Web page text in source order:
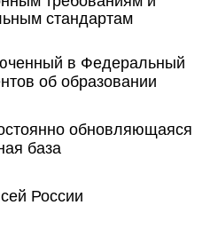
стандартам
в Федеральный
об образовании
обновляющаяся
база
России